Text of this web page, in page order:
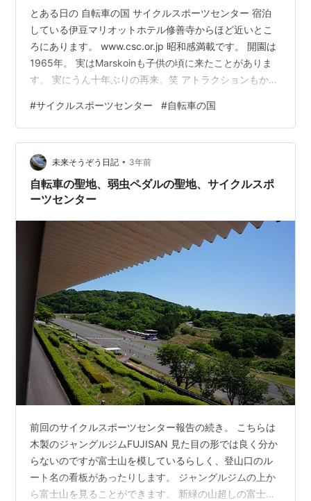
とある日の 自転車の国 サイクルスポーツセンター 宿泊
している伊豆マリオットホテル修善寺からほど近いとこ
ろにあります。 www.csc.or.jp 昭和感満載です。 開園は
1965年。 実はMarskoinも子供の頃に来たことがありま
す。 実にうん十年ぶりの再来。笑 アトラクションもかわ
でしたが 遊び始めるうちに家族ではまりだします。 ディ
ズニーランドのアトラクションと比べようがないのです
が それでもシンプルにお安く楽しめます。 息子君、アト
ラクションをほぼ制覇しました。 家族で十分楽しめま
す。 これが面白かった。 最後に息子君と二人でやった…
#サイクルスポーツセンター #自転車の国
未来そうぞう日記 • 3年前
自転車の聖地、弱虫ペダルの聖地、サイクルスポ
ーツセンター
前回のサイクルスポーツセンター報告の続き。 こちらは
木製のジャングルジムFUJISAN 見た目の形では良く分か
らないのですが富士山を模しているらしく、登山口のル
ート名の看板があったりします。 ジャングルジムの上か
ら富士山を見ることができます。 新緑の山超しの富士